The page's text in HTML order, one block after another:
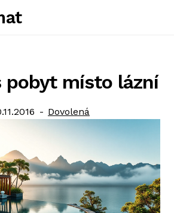
pobyt místo lázní
Category:
Dovolená